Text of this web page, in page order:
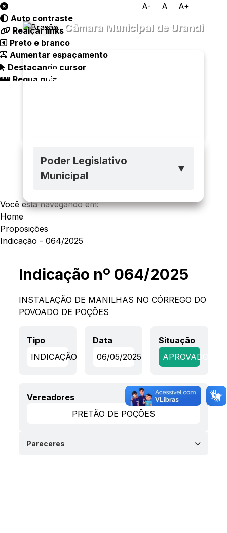
A- A A+
Câmara Municipal de Urandi
Menu
Poder Legislativo
Municipal
▼
Auto contraste
Realçar links
Preto e branco
Aumentar espaçamento
Destacando cursor
Regua guia
Você está navegando em:
Home
Proposições
Indicação - 064/2025
Indicação nº 064/2025
INSTALAÇÃO DE MANILHAS NO CÓRREGO DO
POVOADO DE POÇÕES
Tipo
INDICAÇÃO
Data
06/05/2025
Situação
APROVADO
Vereadores
PRETÃO DE POÇÕES
Pareceres